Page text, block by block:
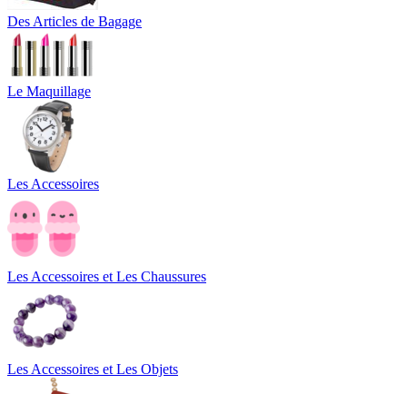
Des Articles de Bagage
Le Maquillage
Les Accessoires
Les Accessoires et Les Chaussures
Les Accessoires et Les Objets